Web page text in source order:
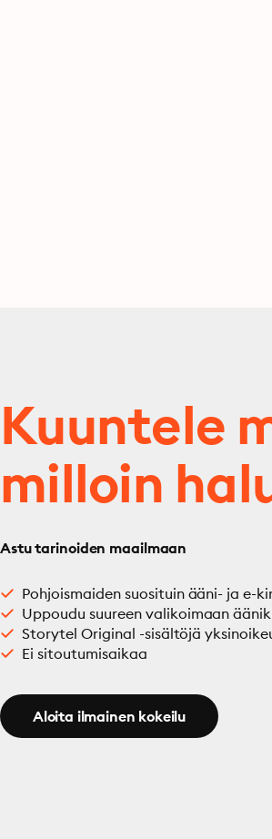
Kuuntele
milloin
Astu tarinoiden maailmaan
Pohjoismaiden suosituin ääni- ja e-
Uppoudu suureen valikoimaan
Storytel Original -sisältöjä
Ei sitoutumisaikaa
Aloita ilmainen kokeilu